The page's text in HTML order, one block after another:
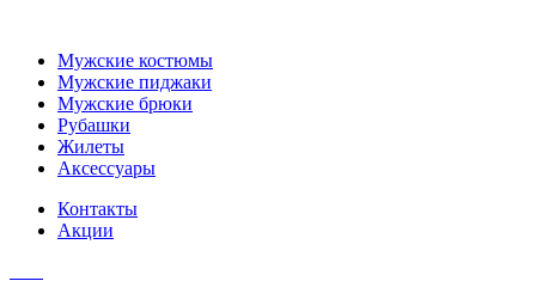
Мужские костюмы
Мужские пиджаки
Мужские брюки
Рубашки
Жилеты
Аксессуары
Контакты
Акции